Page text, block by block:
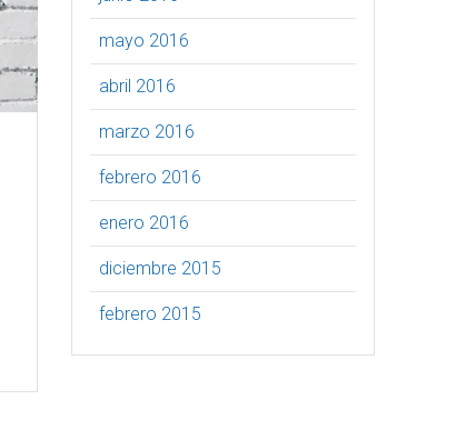
mayo 2016
abril 2016
marzo 2016
febrero 2016
enero 2016
diciembre 2015
febrero 2015